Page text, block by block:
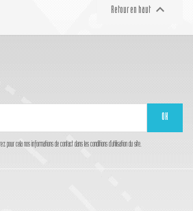
Retour en haut 
pour cela nos informations de contact dans les conditions d'utilisation du site.